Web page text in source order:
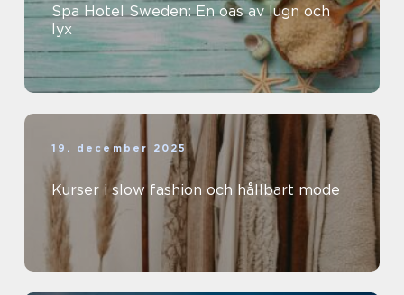
Spa Hotel Sweden: En oas av lugn och
lyx
19. december 2025
Kurser i slow fashion och hållbart mode